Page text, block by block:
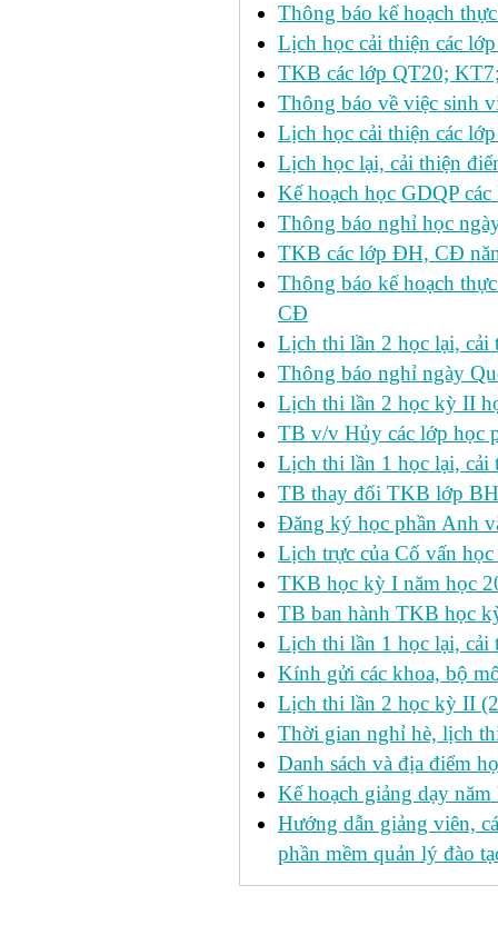
Thông báo kế hoạch
Lịch học cải thiện các
TKB các lớp QT20;
Thông báo về việc sinh
Lịch học cải thiện các
Lịch học lại, cải thiện
Kế hoạch học GDQP
Thông báo nghỉ học
TKB các lớp ĐH, CĐ
Thông báo kế hoạch
CĐ
Lịch thi lần 2 học lại, cải
Thông báo nghỉ ngày
Lịch thi lần 2 học kỳ II
TB v/v Hủy các lớp học
Lịch thi lần 1 học lại, cải
TB thay đổi TKB lớp
Đăng ký học phần Anh
Lịch trực của Cố vấn học
TKB học kỳ I năm học
TB ban hành TKB học
Lịch thi lần 1 học lại, cải
Kính gửi các khoa, bộ
Lịch thi lần 2 học kỳ II
Thời gian nghỉ hè, lịch
Danh sách và địa điểm
Kế hoạch giảng dạy
Hướng dẫn giảng viên,
phần mềm quản lý đào